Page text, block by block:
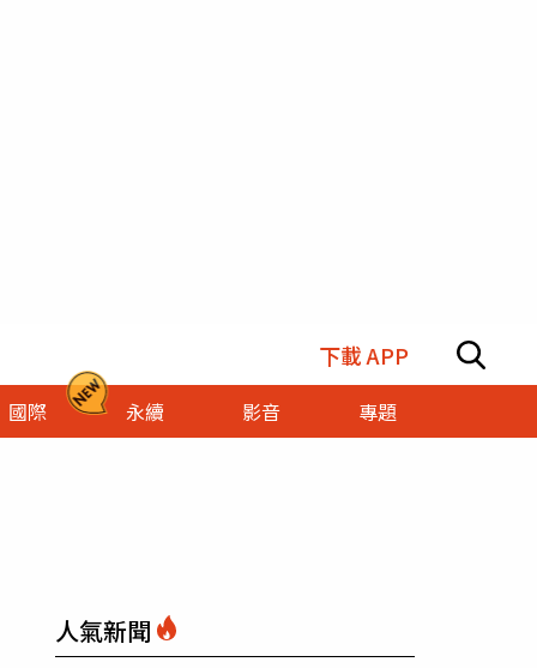
下載 APP
國際 永續 影音 專題
人氣新聞